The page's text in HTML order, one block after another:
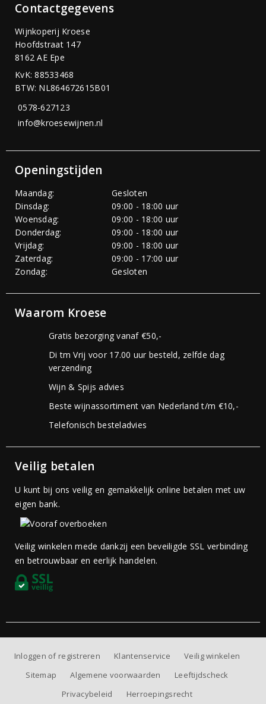
Contactgegevens
Wijnkoperij Kroese
Hoofdstraat 147
8162 AE Epe
KvK: 88533468
BTW: NL864672615B01
0578-627123
info@kroesewijnen.nl
Openingstijden
Maandag:
Gesloten
Dinsdag:
09:00 - 18:00 uur
Woensdag:
09:00 - 18:00 uur
Donderdag:
09:00 - 18:00 uur
Vrijdag:
09:00 - 18:00 uur
Zaterdag:
09:00 - 17:00 uur
Zondag:
Gesloten
Waarom Kroese
Gratis bezorging vanaf €50,-
Di tm Vrij voor 17.00 uur besteld, zelfde dag
verzending
Wijn & Spijs advies
Beste wijnassortiment van Nederland t/m €10,-
Telefonisch besteladvies
Veilig betalen
U kunt bij ons veilig en gemakkelijk online betalen met uw
eigen bank.
Veilig winkelen mede dankzij een beveiligde SSL verbinding
en betrouwbaar en eerlijk handelen.
Inloggen of registreren Klantenservice
Veilig winkelen
Sitemap
Algemene voorwaarden
Leeftijdscheck
Privacybeleid
Herroepingsrecht